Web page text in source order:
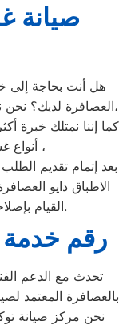
صيانة
هل أنت بحاجة إلى
العصافرة لديك؟ نحن نمنحك خدمة الصيانة الفورية التي ترغب بها،
أنواع غسالات الأطباق دايو العصافرة ،
بعد إتمام تقديم
الاطباق دايو
القيام بإصلاحه دون سحب الجهاز إلى التوكيل.
رقم خدمة
تحدث مع الدعم
بالعصافرة المعتمد
نحن مركز صيانة